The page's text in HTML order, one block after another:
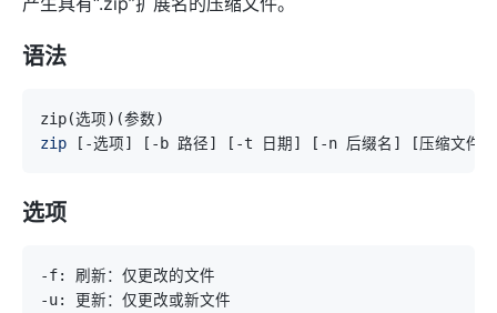
语法
zip(选项) (参数)
zip
[ -选项] [ -b 路径] [ -t 日期 ] [ -n 后缀名 ] [压缩文件
选项